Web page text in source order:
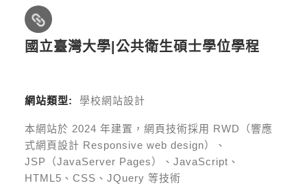
國立臺灣大學|公共衛生碩士學位學程
網站類型: 學校網站設計
本網站於 2024 年建置，網頁技術採用 RWD（響應
式網頁設計 Responsive web design）、
JSP（JavaServer Pages）、JavaScript、
HTML5、CSS、JQuery 等技術